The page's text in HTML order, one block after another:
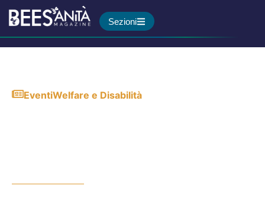
Sezioni
EventiWelfare e Disabilità